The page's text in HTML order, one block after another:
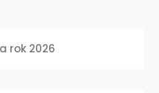
rok 2026